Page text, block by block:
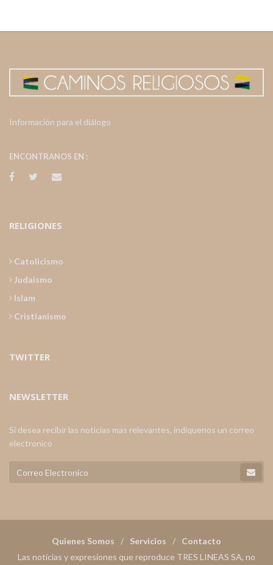
Información para el diálogo
ENCONTRANOS EN :
RELIGIONES
Catolicismo
Judaismo
Islam
Cristianismo
TWITTER
NEWSLETTER
Si desea recibir las noticias mas relevantes, indiquenos un correo
electronico
Quienes Somos Servicios
Contacto
Las noticias y expresiones que reproduce TRES LINEAS SA, no